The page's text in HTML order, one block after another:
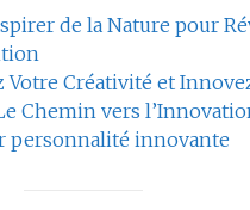
de la Nature pour
Votre Créativité et
Chemin vers
personnalité innovante